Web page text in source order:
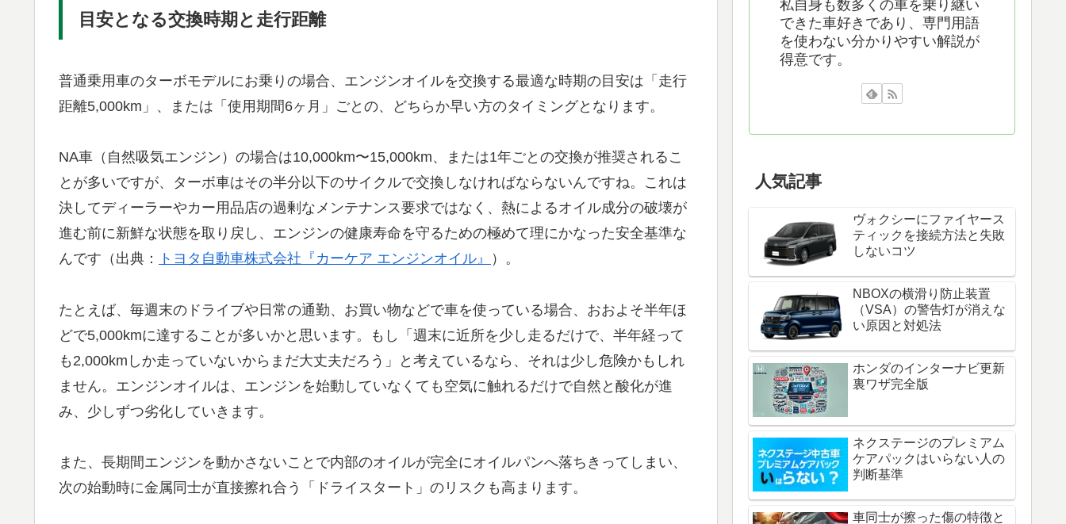
目安となる交換時期と走行距離
普通乗用車のターボモデルにお乗りの場合、エンジンオイルを交換する最適な時期の目安は「走行
距離5,000km」、または「使用期間6ヶ月」ごとの、どちらか早い方のタイミングとなります。
NA車（自然吸気エンジン）の場合は10,000km〜15,000km、または1年ごとの交換が推奨されるこ
とが多いですが、ターボ車はその半分以下のサイクルで交換しなければならないんですね。これは
決してディーラーやカー用品店の過剰なメンテナンス要求ではなく、熱によるオイル成分の破壊が
進む前に新鮮な状態を取り戻し、エンジンの健康寿命を守るための極めて理にかなった安全基準な
んです（出典：
トヨタ自動車株式会社『カーケア エンジンオイル』 ）。
たとえば、毎週末のドライブや日常の通勤、お買い物などで車を使っている場合、おおよそ半年ほ
どで5,000kmに達することが多いかと思います。もし「週末に近所を少し走るだけで、半年経って
も2,000kmしか走っていないからまだ大丈夫だろう」と考えているなら、それは少し危険かもしれ
ません。エンジンオイルは、エンジンを始動していなくても空気に触れるだけで自然と酸化が進
み、少しずつ劣化していきます。
また、長期間エンジンを動かさないことで内部のオイルが完全にオイルパンへ落ちきってしまい、
次の始動時に金属同士が直接擦れ合う「ドライスタート」のリスクも高まります。
私自身も数多くの車を乗り継い
できた車好きであり、専門用語
を使わない分かりやすい解説が
得意です。
人気記事
ヴォクシーにファイヤース
ティックを接続方法と失敗
しないコツ
NBOXの横滑り防止装置
（VSA）の警告灯が消えな
い原因と対処法
ホンダのインターナビ更新
裏ワザ完全版
ネクステージのプレミアム
ケアパックはいらない人の
判断基準
車同士が擦った傷の特徴と